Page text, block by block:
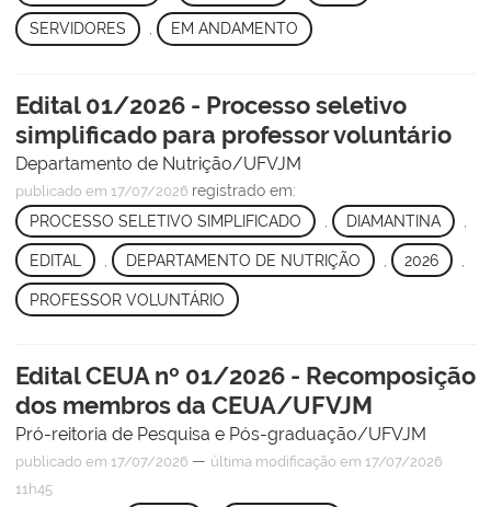
SERVIDORES , EM ANDAMENTO
Edital 01/2026 - Processo seletivo
simplificado para professor voluntário
Departamento de Nutrição/UFVJM
publicado em 17/07/2026 registrado em:
PROCESSO SELETIVO SIMPLIFICADO
DIAMANTINA
EDITAL DEPARTAMENTO DE NUTRIÇÃO 2026
PROFESSOR VOLUNTÁRIO
Edital CEUA nº 01/2026 - Recomposição
dos membros da CEUA/UFVJM
Pró-reitoria de Pesquisa e Pós-graduação/UFVJM
publicado em 17/07/2026 — última modificação em 17/07/2026
11h45